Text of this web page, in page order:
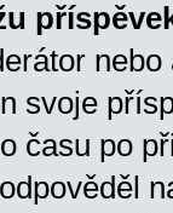
svoje
času po